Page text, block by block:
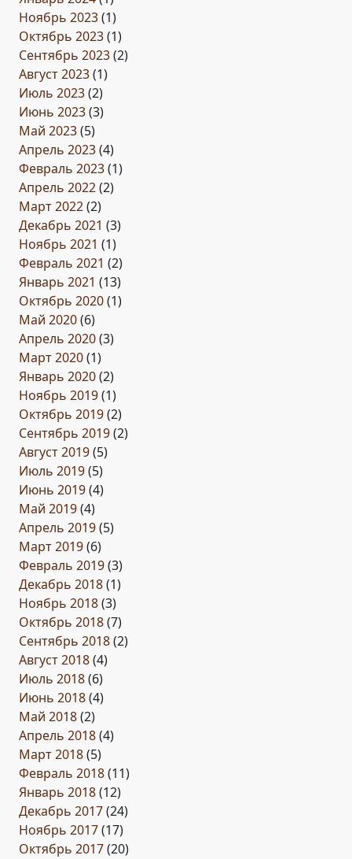
Ноябрь 2023(1)
Октябрь 2023(1)
Сентябрь 2023(2)
Август 2023(1)
Июль 2023(2)
Июнь 2023(3)
Май 2023(5)
Апрель 2023(4)
Февраль 2023(1)
Апрель 2022(2)
Март 2022(2)
Декабрь 2021 (3)
Ноябрь 2021 (1)
Февраль 2021 (2)
Январь 2021 (13)
Октябрь 2020(1)
Май 2020(6)
Апрель 2020(3)
Март 2020(1)
Январь 2020(2)
Ноябрь 2019(1)
Октябрь 2019(2)
Сентябрь 2019(2)
Август 2019(5)
Июль 2019(5)
Июнь 2019(4)
Май 2019(4)
Апрель 2019(5)
Март 2019(6)
Февраль 2019(3)
Декабрь 2018(1)
Ноябрь 2018(3)
Октябрь 2018(7)
Сентябрь 2018(2)
Август 2018(4)
Июль 2018(6)
Июнь 2018(4)
Май 2018(2)
Апрель 2018(4)
Март 2018(5)
Февраль 2018(11)
Январь 2018(12)
Декабрь 2017(24)
Ноябрь 2017(17)
Октябрь 2017(20)